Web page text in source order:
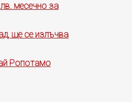
месечно за
ще се излъчва
Ропотамо